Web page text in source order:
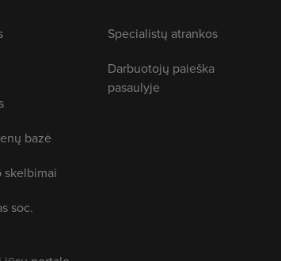
bazė
skelbimai
soc.
Specialistų atrankos
Darbuotojų paieška
pasaulyje